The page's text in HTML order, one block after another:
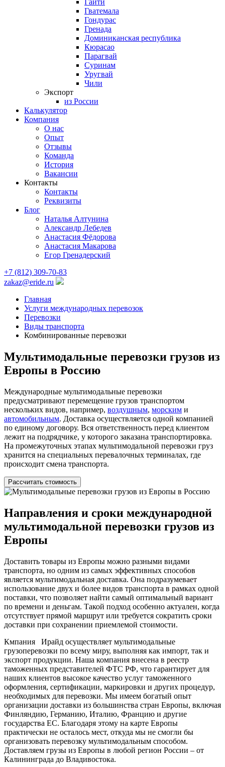
Гаити
Гватемала
Гондурас
Гренада
Доминиканская республика
Кюрасао
Парагвай
Суринам
Уругвай
Чили
Экспорт
из России
Калькулятор
Компания
О нас
Опыт
Отзывы
Команда
История
Вакансии
Контакты
Контакты
Реквизиты
Блог
Наталья Алтунина
Александр Лебедев
Анастасия Фёдорова
Анастасия Макарова
Егор Гренадерский
+7 (812) 309-70-83
zakaz@eride.ru
Главная
Услуги международных перевозок
Перевозки
Виды транспорта
Комбинированные перевозки
Мультимодальные перевозки грузов из
Европы в Россию
Международные мультимодальные перевозки
предусматривают перемещение грузов транспортом
нескольких видов, например, воздушным, морским и
автомобильным. Доставка осуществляется одной компанией
по единому договору. Вся ответственность перед клиентом
лежит на подрядчике, у которого заказана транспортировка.
На промежуточных этапах мультимодальной перевозки груз
хранится на специальных перевалочных терминалах, где
происходит смена транспорта.
Рассчитать стоимость
Направления и сроки международной
мультимодальной перевозки грузов из
Европы
Доставить товары из Европы можно разными видами
транспорта, но одним из самых эффективных способов
является мультимодальная доставка. Она подразумевает
использование двух и более видов транспорта в рамках одной
поставки, что позволяет найти самый оптимальный вариант
по времени и деньгам. Такой подход особенно актуален, когда
отсутствует прямой маршрут или требуется сократить сроки
доставки при сохранении приемлемой стоимости.
Кмпания Ирайд осуществляет мультимодальные
грузоперевозки по всему миру, выполняя как импорт, так и
экспорт продукции. Наша компания внесена в реестр
таможенных представителей ФТС РФ, что гарантирует для
наших клиентов высокое качество услуг таможенного
оформления, сертификации, маркировки и других процедур,
необходимых для перевозки. Мы имеем богатый опыт
организации доставки из большинства стран Европы, включая
Финляндию, Германию, Италию, Францию и другие
государства ЕС. Благодаря этому на карте Европы
практически не осталось мест, откуда мы не смогли бы
организовать перевозку мультимодальным способом.
Доставляем грузы из Европы в любой регион России – от
Калининграда до Владивостока.